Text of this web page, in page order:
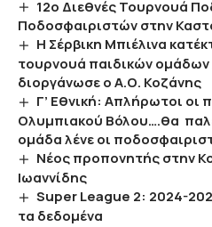
12o Διεθνές Τουρνουά
Ποδοσφαιριστών στην
Η Σέρβικη Μπιέλινα
τουρνουά παιδικών
διοργάνωσε ο Α.Ο. Κοζάνης
Γ’ Εθνική: Απλήρωτοι οι
Ολυμπιακού Βόλου….θα
ομάδα λένε οι
Νέος προπονητής στην
Ιωαννίδης
Super League 2: 2024-
τα δεδομένα